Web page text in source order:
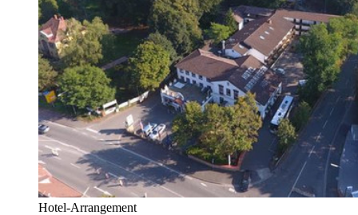
Hotel-Arrangement